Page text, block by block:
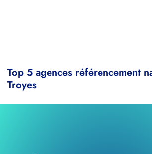
Top 5 agences référencement
Troyes